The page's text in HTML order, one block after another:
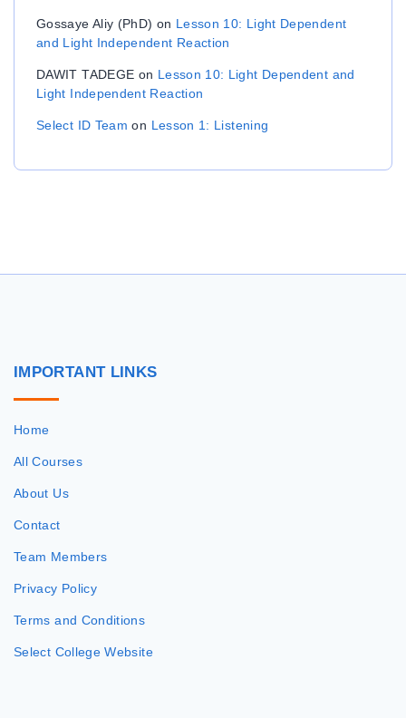
Gossaye Aliy (PhD) on Lesson 10: Light Dependent
and Light Independent Reaction
DAWIT TADEGE on Lesson 10: Light Dependent and
Light Independent Reaction
Select ID Team on Lesson 1: Listening
IMPORTANT LINKS
Home
All Courses
About Us
Contact
Team Members
Privacy Policy
Terms and Conditions
Select College Website